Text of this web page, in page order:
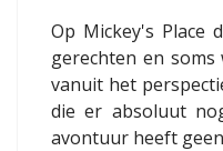
Op Mickey's Place
gerechten en
vanuit het
die er absoluut
avontuur heeft